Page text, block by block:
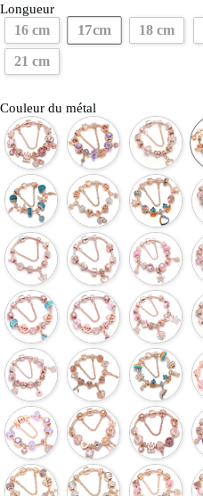
Longueur
16 cm 17cm 18 cm
21 cm
Couleur du métal